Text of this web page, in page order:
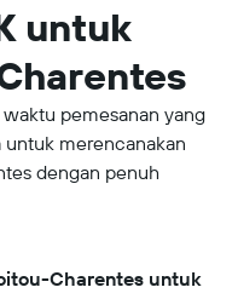
untuk
pemesanan yang
untuk merencanakan
dengan penuh
Charentes untuk